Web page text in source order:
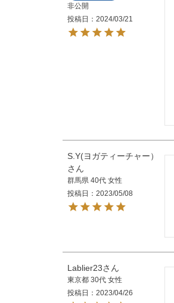
非公開
投稿日
2024/03/21
S.Y(ヨガティーチャー）
群馬県 40代 女性
投稿日
2023/05/08
Lablier23
東京都 30代 女性
投稿日
2023/04/26